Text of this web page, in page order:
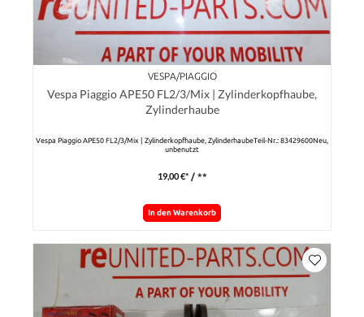
VESPA/PIAGGIO
Vespa Piaggio APE50 FL2/3/Mix | Zylinderkopfhaube,
Zylinderhaube
Vespa Piaggio APE50 FL2/3/Mix | Zylinderkopfhaube, ZylinderhaubeTeil-Nr.: 83429600Neu,
unbenutzt
19,00 €* / **
In den Warenkorb